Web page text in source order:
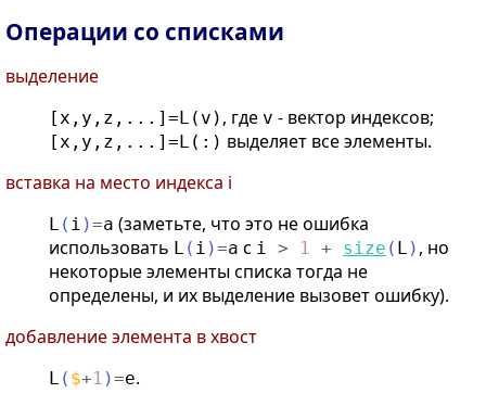
Операции со списками
выделение
[x,y,z,...]=L(v) , где v - вектор индексов;
[x,y,z,...]=L(:) выделяет все элементы.
вставка на место индекса i
L ( i )=a (заметьте, что это не ошибка
использовать L ( i )=a с i > 1 + size ( L ) , но
некоторые элементы списка тогда не
определены, и их выделение вызовет ошибку).
добавление элемента в хвост
L ( $+1 )=e.